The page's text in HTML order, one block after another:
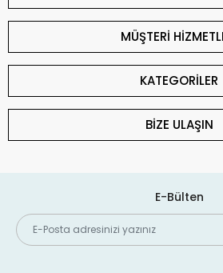
MÜŞTERİ
KATEGORİLER
BİZE ULAŞIN
E-Bülten